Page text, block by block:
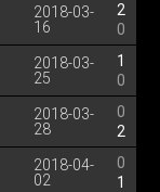
2018-03-
16
2
0
2018-03-
25
1
0
2018-03-
28
0
2
2018-04-
02
0
1